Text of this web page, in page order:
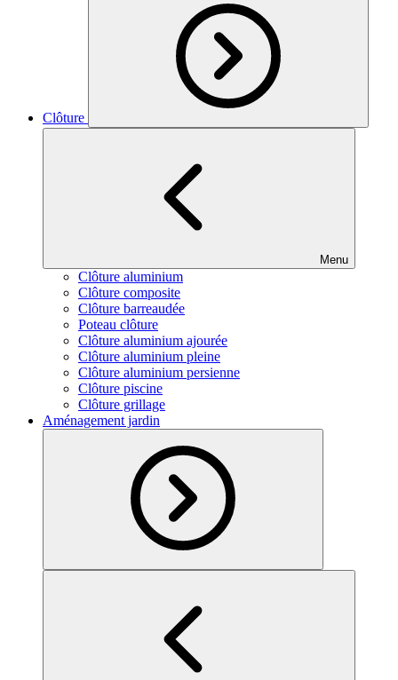
Clôture
Menu
Clôture aluminium
Clôture composite
Clôture barreaudée
Poteau clôture
Clôture aluminium ajourée
Clôture aluminium pleine
Clôture aluminium persienne
Clôture piscine
Clôture grillage
Aménagement jardin